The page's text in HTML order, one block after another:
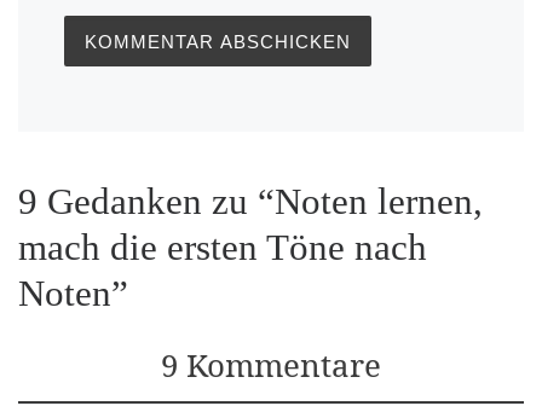
9 Gedanken zu “Noten lernen,
mach die ersten Töne nach
Noten”
9 Kommentare